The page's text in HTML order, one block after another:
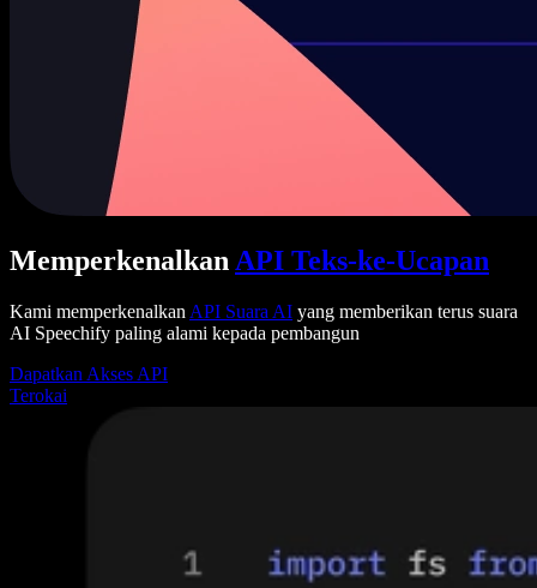
Memperkenalkan API Teks-ke-Ucapan
Kami memperkenalkan API Suara AI yang memberikan terus suara
AI Speechify paling alami kepada pembangun
Dapatkan Akses API
Terokai